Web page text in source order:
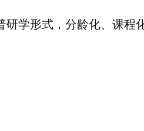
学形式，分龄化、课程